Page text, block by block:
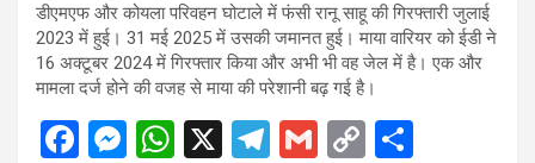
डीएमएफ और कोयला परिवहन घोटाले में फंसी रानू साहू की गिरफ्तारी जुलाई
2023 में हुई। 31 मई 2025 में उसकी जमानत हुई। माया वारियर को ईडी ने
16 अक्टूबर 2024 में गिरफ्तार किया और अभी भी वह जेल में है। एक और
मामला दर्ज होने की वजह से माया की परेशानी बढ़ गई है।
F
M W X
T
G
C